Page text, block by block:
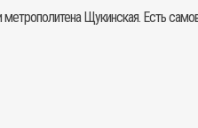
Щукинская. Есть